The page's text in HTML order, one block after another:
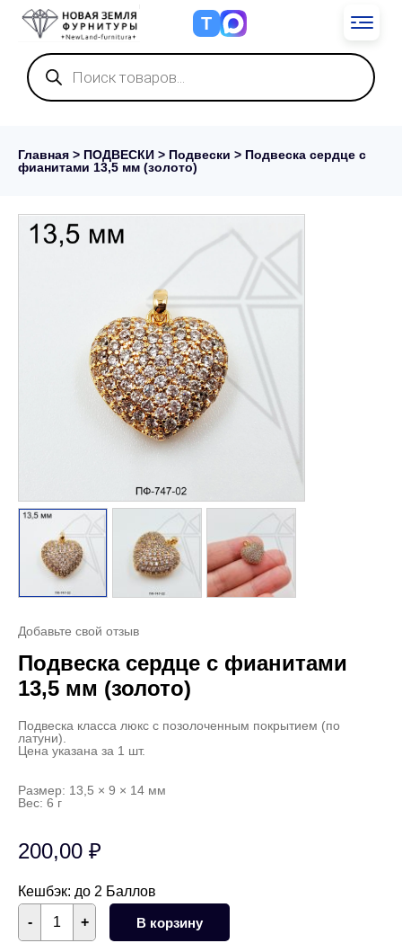
Т
Поиск
товаров
Главная > ПОДВЕСКИ > Подвески > Подвеска сердце с
фианитами 13,5 мм (золото)
Добавьте свой отзыв
Подвеска сердце с фианитами
13,5 мм (золото)
Подвеска класса люкс с позолоченным покрытием (по
латуни).
Цена указана за 1 шт.
Размер: 13,5 × 9 × 14 мм
Вес: 6 г
200,00 ₽
Кешбэк: до 2 Баллов
+
Количество
товара
Подвеска
- В корзину